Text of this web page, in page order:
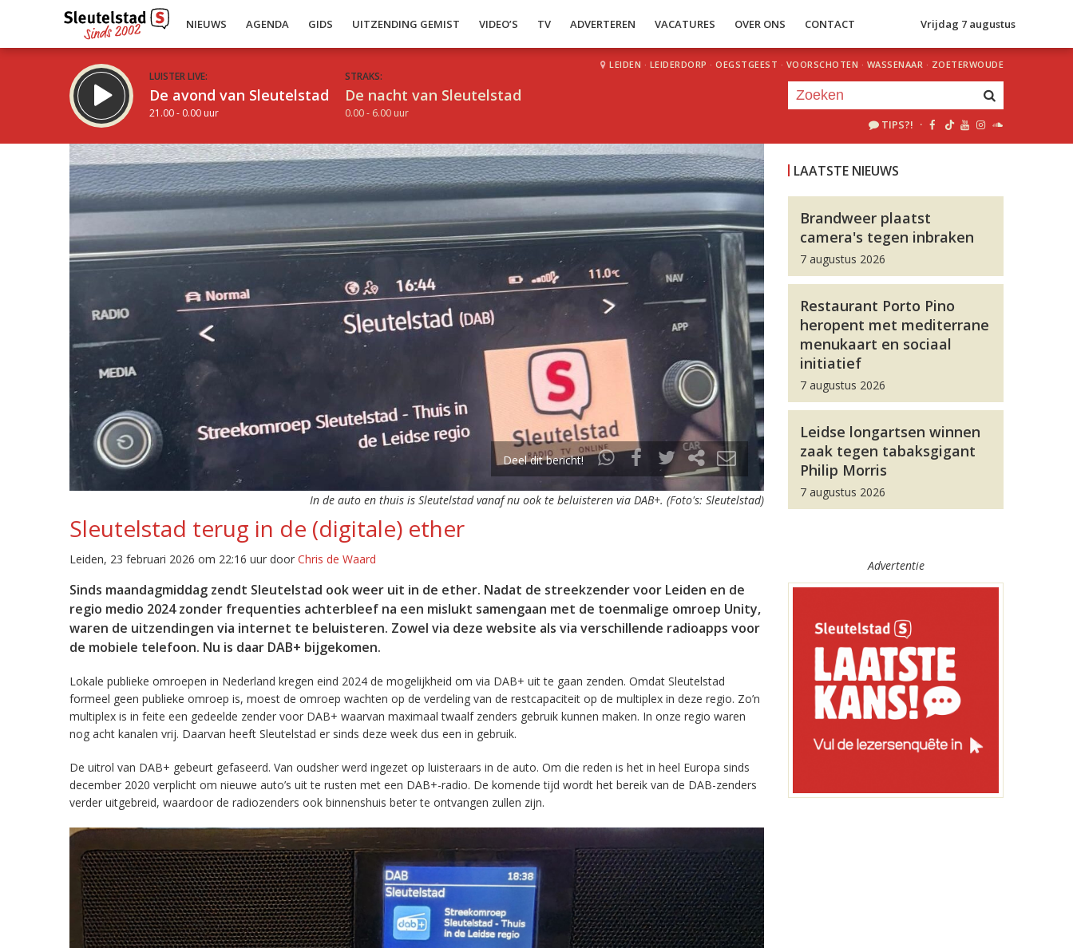
NIEUWS AGENDA GIDS UITZENDING GEMIST VIDEO’S TV ADVERTEREN VACATURES OVER ONS CONTACT Vrijdag 7 augustus
LUISTER LIVE:
De avond van Sleutelstad
21.00 - 0.00 uur
STRAKS:
De nacht van Sleutelstad
0.00 - 6.00 uur
LEIDEN · LEIDERDORP · OEGSTGEEST · VOORSCHOTEN · WASSENAAR · ZOETERWOUDE
TIPS?! ·
Deel dit bericht!
In de auto en thuis is Sleutelstad vanaf nu ook te beluisteren via DAB+. (Foto's: Sleutelstad)
Sleutelstad terug in de (digitale) ether
Leiden, 23 februari 2026 om 22:16 uur door Chris de Waard
Sinds maandagmiddag zendt Sleutelstad ook weer uit in de ether. Nadat de streekzender voor Leiden en de
regio medio 2024 zonder frequenties achterbleef na een mislukt samengaan met de toenmalige omroep Unity,
waren de uitzendingen via internet te beluisteren. Zowel via deze website als via verschillende radioapps voor
de mobiele telefoon. Nu is daar DAB+ bijgekomen.
Lokale publieke omroepen in Nederland kregen eind 2024 de mogelijkheid om via DAB+ uit te gaan zenden. Omdat Sleutelstad
formeel geen publieke omroep is, moest de omroep wachten op de verdeling van de restcapaciteit op de multiplex in deze regio. Zo’n
multiplex is in feite een gedeelde zender voor DAB+ waarvan maximaal twaalf zenders gebruik kunnen maken. In onze regio waren
nog acht kanalen vrij. Daarvan heeft Sleutelstad er sinds deze week dus een in gebruik.
De uitrol van DAB+ gebeurt gefaseerd. Van oudsher werd ingezet op luisteraars in de auto. Om die reden is het in heel Europa sinds
december 2020 verplicht om nieuwe auto’s uit te rusten met een DAB+-radio. De komende tijd wordt het bereik van de DAB-zenders
verder uitgebreid, waardoor de radiozenders ook binnenshuis beter te ontvangen zullen zijn.
LAATSTE NIEUWS
Brandweer plaatst
camera's tegen inbraken
7 augustus 2026
Restaurant Porto Pino
heropent met mediterrane
menukaart en sociaal
initiatief
7 augustus 2026
Leidse longartsen winnen
zaak tegen tabaksgigant
Philip Morris
7 augustus 2026
Advertentie